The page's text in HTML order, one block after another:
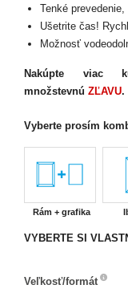
Tenké
Ušetrite čas!
Možnosť
Nakúpte viac
množstevnú ZĽAVU.
Vyberte prosím
Rám + grafika
VYBERTE SI
Veľkosť/formát